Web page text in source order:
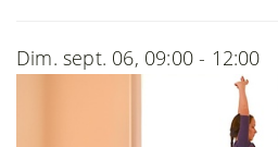
Dim. sept. 06, 09:00 - 12:00